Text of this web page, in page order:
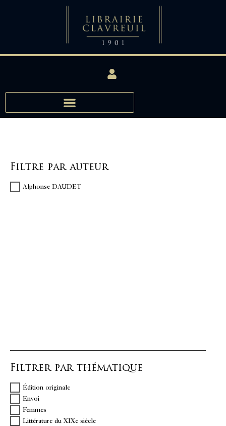
Filtre par auteur
Alphonse DAUDET
Filtrer par thématique
Édition originale
Envoi
Femmes
Littérature du XIXe siècle